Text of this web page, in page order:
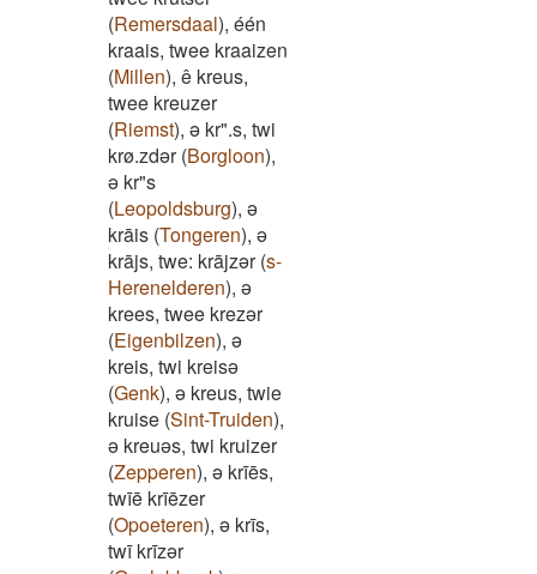
(Remersdaal), één
kraais, twee kraaizen
(Millen), ê kreus,
twee kreuzer
(Riemst), ə kr".s, twi
krø.zdər(Borgloon),
ə kr"s
(Leopoldsburg), ə
krāis (Tongeren), ə
krājs, twe: krājzər(s-
Herenelderen), ə
krees, twee krezər
(Eigenbilzen), ə
kreis, twi kreisə
(Genk), ə kreus, twie
kruise (Sint-Truiden),
ə kreuəs, twi kruizer
(Zepperen), ə krīēs,
twīē krīēzer
(Opoeteren), ə krīs,
twī krīzər